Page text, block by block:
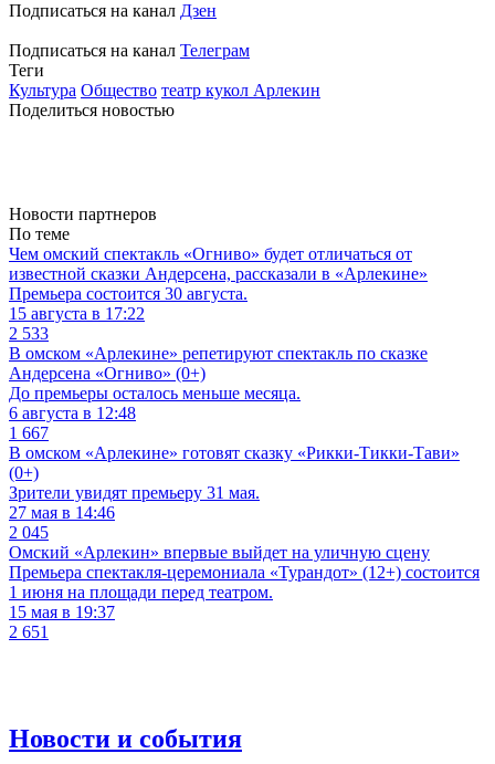
Подписаться на канал Дзен
Подписаться на канал Телеграм
Теги
Культура Общество театр кукол Арлекин
Поделиться новостью
Новости партнеров
По теме
Чем омский спектакль «Огниво» будет отличаться от
известной сказки Андерсена, рассказали в «Арлекине»
Премьера состоится 30 августа.
15 августа в 17:22
2 533
В омском «Арлекине» репетируют спектакль по сказке
Андерсена «Огниво» (0+)
До премьеры осталось меньше месяца.
6 августа в 12:48
1 667
В омском «Арлекине» готовят сказку «Рикки-Тикки-Тави»
(0+)
Зрители увидят премьеру 31 мая.
27 мая в 14:46
2 045
Омский «Арлекин» впервые выйдет на уличную сцену
Премьера спектакля-церемониала «Турандот» (12+) состоится
1 июня на площади перед театром.
15 мая в 19:37
2 651
Новости и события